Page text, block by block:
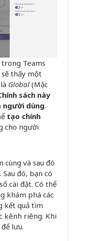
Teams
thấy một
Global (Mặc
sách này
người dùng.
tạo chính
cho người
cùng và sau đó
đó, bạn có
cài đặt. Có thể
khám phá các
kết quả tìm
kênh riêng. Khi
lưu.